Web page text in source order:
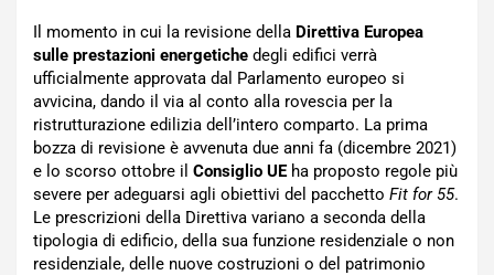
Il momento in cui la revisione della Direttiva Europea
sulle prestazioni energetiche degli edifici verrà
ufficialmente approvata dal Parlamento europeo si
avvicina, dando il via al conto alla rovescia per la
ristrutturazione edilizia dell’intero comparto. La prima
bozza di revisione è avvenuta due anni fa (dicembre 2021)
e lo scorso ottobre il Consiglio UEha proposto regole più
severe per adeguarsi agli obiettivi del pacchetto Fit for 55.
Le prescrizioni della Direttiva variano a seconda della
tipologia di edificio, della sua funzione residenziale o non
residenziale, delle nuove costruzioni o del patrimonio